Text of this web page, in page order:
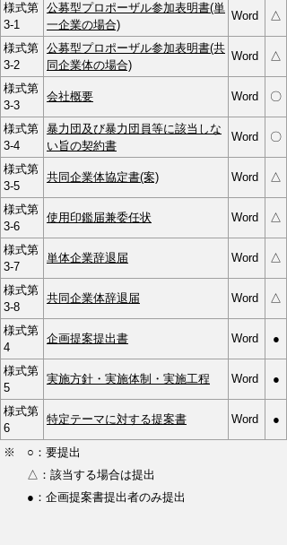
様式第
3-1
公募型プロポーザル参加表明書(単
一企業の場合)
Word △
様式第
3-2
公募型プロポーザル参加表明書(共
同企業体の場合)
Word △
様式第
3-3
会社概要 Word 〇
様式第
3-4
暴力団及び暴力団員等に該当しな
い旨の契約書
Word 〇
様式第
3-5
共同企業体協定書(案) Word △
様式第
3-6
使用印鑑届兼委任状 Word △
様式第
3-7
単体企業辞退届 Word △
様式第
3-8
共同企業体辞退届 Word △
様式第
4
企画提案提出書 Word ●
様式第
5
実施方針・実施体制・実施工程 Word ●
様式第
6
特定テーマに対する提案書 Word ●
※ ○：要提出
△：該当する場合は提出
●：企画提案書提出者のみ提出